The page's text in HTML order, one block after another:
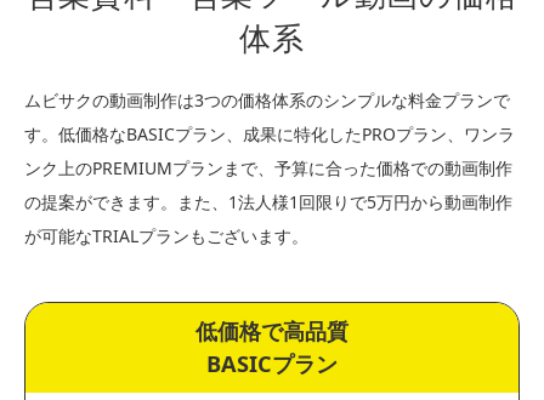
体系
ムビサクの動画制作は3つの価格体系のシンプルな料金プランで
す。低価格なBASICプラン、成果に特化したPROプラン、ワンラ
ンク上のPREMIUMプランまで、予算に合った価格での動画制作
の提案ができます。また、1法人様1回限りで5万円から動画制作
が可能なTRIALプランもございます。
低価格で高品質
BASICプラン